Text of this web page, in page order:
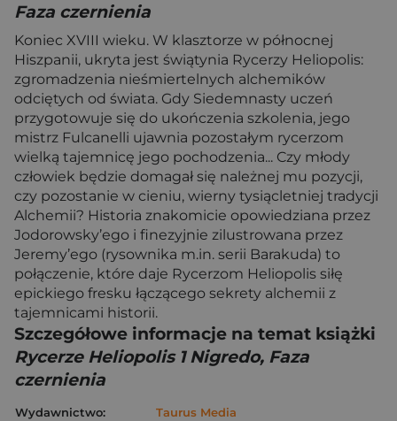
Faza czernienia
Koniec XVIII wieku. W klasztorze w północnej
Hiszpanii, ukryta jest świątynia Rycerzy Heliopolis:
zgromadzenia nieśmiertelnych alchemików
odciętych od świata. Gdy Siedemnasty uczeń
przygotowuje się do ukończenia szkolenia, jego
mistrz Fulcanelli ujawnia pozostałym rycerzom
wielką tajemnicę jego pochodzenia... Czy młody
człowiek będzie domagał się należnej mu pozycji,
czy pozostanie w cieniu, wierny tysiącletniej tradycji
Alchemii? Historia znakomicie opowiedziana przez
Jodorowsky’ego i finezyjnie zilustrowana przez
Jeremy’ego (rysownika m.in. serii Barakuda) to
połączenie, które daje Rycerzom Heliopolis siłę
epickiego fresku łączącego sekrety alchemii z
tajemnicami historii.
Szczegółowe informacje na temat książki
Rycerze Heliopolis 1 Nigredo, Faza
czernienia
Wydawnictwo:
Taurus Media